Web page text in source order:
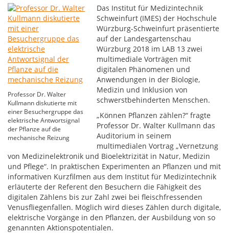
Professor Dr. Walter
Kullmann diskutierte mit
einer Besuchergruppe das
elektrische Antwortsignal
der Pflanze auf die
mechanische Reizung
Das Institut für Medizintechnik
Schweinfurt (IMES) der Hochschule
Würzburg-Schweinfurt präsentierte
auf der Landesgartenschau
Würzburg 2018 im LAB 13 zwei
multimediale Vorträgen mit
digitalen Phänomenen und
Anwendungen in der Biologie,
Medizin und Inklusion von
schwerstbehinderten Menschen.
„Können Pflanzen zählen?“ fragte
Professor Dr. Walter Kullmann das
Auditorium in seinem
multimedialen Vortrag „Vernetzung
von Medizinelektronik und Bioelektrizität in Natur, Medizin
und Pflege“. In praktischen Experimenten an Pflanzen und mit
informativen Kurzfilmen aus dem Institut für Medizintechnik
erläuterte der Referent den Besuchern die Fähigkeit des
digitalen Zählens bis zur Zahl zwei bei fleischfressenden
Venusfliegenfallen. Möglich wird dieses Zählen durch digitale,
elektrische Vorgänge in den Pflanzen, der Ausbildung von so
genannten Aktionspotentialen.